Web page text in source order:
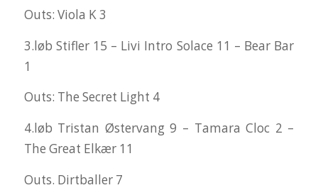
Outs: Viola K 3
3.løb Stifler 15 – Livi Intro Solace 11 – Bear Bar
1
Outs: The Secret Light 4
4.løb Tristan Østervang 9 – Tamara Cloc 2 –
The Great Elkær 11
Outs. Dirtballer 7